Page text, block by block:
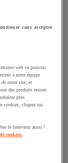
sans accepter
web va pouvoir
à notre équipe
de notre site, et
des produits encore
plus
cookies, cliquez sur
le bienvenu aussi !
cookies.